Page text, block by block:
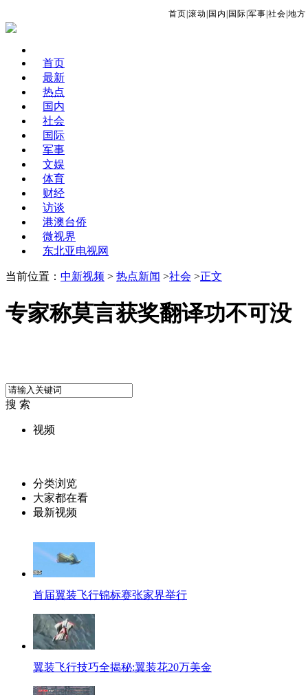
首页 滚动 国内 国际 军事 社会 地方
首页
最新
热点
国内
社会
国际
军事
文娱
体育
财经
访谈
港澳台侨
微视界
东北亚电视网
当前位置： 中新视频 > 热点新闻 >社会 >正文
专家称莫言获奖翻译功不可没
搜 索
视频
分类浏览
大家都在看
最新视频
首届翼装飞行锦标赛张家界举行
翼装飞行技巧全揭秘:翼装花20万美金